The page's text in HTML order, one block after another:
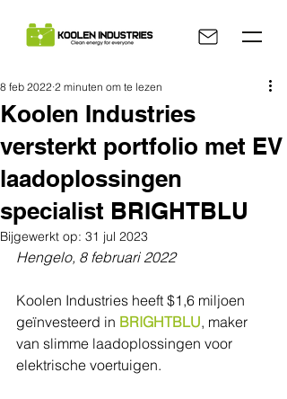
Koolen Industries
versterkt portfolio met EV
laadoplossingen
specialist BRIGHTBLU
8 feb 2022 2 minuten om te lezen
Bijgewerkt op: 31 jul 2023
Hengelo, 8 februari 2022
Koolen Industries heeft $1,6 miljoen
geïnvesteerd in BRIGHTBLU, maker
van slimme laadoplossingen voor
elektrische voertuigen.